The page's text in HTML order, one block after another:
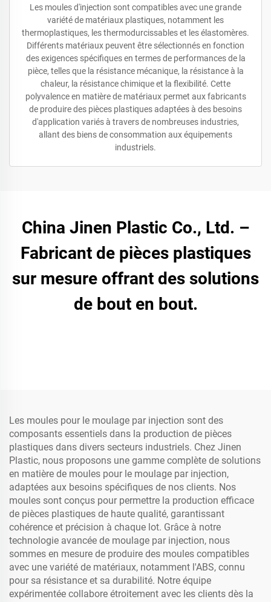
Les moules d'injection sont compatibles avec une grande
variété de matériaux plastiques, notamment les
thermoplastiques, les thermodurcissables et les élastomères.
Différents matériaux peuvent être sélectionnés en fonction
des exigences spécifiques en termes de performances de la
pièce, telles que la résistance mécanique, la résistance à la
chaleur, la résistance chimique et la flexibilité. Cette
polyvalence en matière de matériaux permet aux fabricants
de produire des pièces plastiques adaptées à des besoins
d'application variés à travers de nombreuses industries,
allant des biens de consommation aux équipements
industriels.
China Jinen Plastic Co., Ltd. –
Fabricant de pièces plastiques
sur mesure offrant des solutions
de bout en bout.
Les moules pour le moulage par injection sont des
composants essentiels dans la production de pièces
plastiques dans divers secteurs industriels. Chez Jinen
Plastic, nous proposons une gamme complète de solutions
en matière de moules pour le moulage par injection,
adaptées aux besoins spécifiques de nos clients. Nos
moules sont conçus pour permettre la production efficace
de pièces plastiques de haute qualité, garantissant
cohérence et précision à chaque lot. Grâce à notre
technologie avancée de moulage par injection, nous
sommes en mesure de produire des moules compatibles
avec une variété de matériaux, notamment l'ABS, connu
pour sa résistance et sa durabilité. Notre équipe
expérimentée collabore étroitement avec les clients dès la